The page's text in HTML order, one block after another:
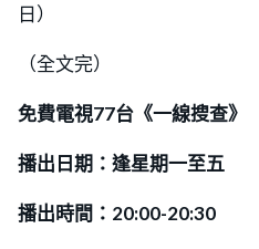
日）
（全文完）
免費電視77台《一線搜查》
播出日期：逢星期一至五
播出時間：20:00-20:30